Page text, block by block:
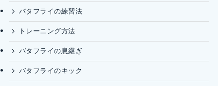
バタフライの練習法
トレーニング方法
バタフライの息継ぎ
バタフライのキック